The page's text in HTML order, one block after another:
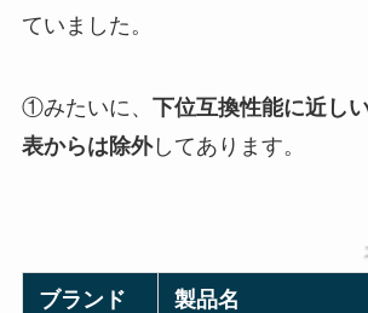
ていました。
①みたいに、 下位互換性能に近し
表からは除外してあります。
ブランド 製品名